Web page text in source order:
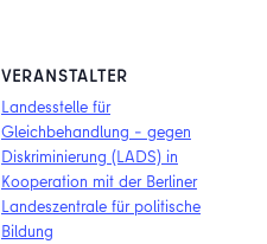
VERANSTALTER
Landesstelle für
Gleichbehandlung – gegen
Diskriminierung (LADS) in
Kooperation mit der Berliner
Landeszentrale für politische
Bildung